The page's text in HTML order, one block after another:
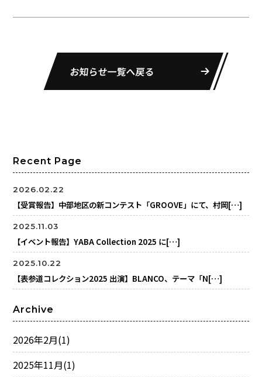
お知らせ一覧へ戻る
Recent Page
2026.02.22
【受賞報告】中部地区の新コンテスト「GROOVE」にて、村岡[…]
2025.11.03
【イベント報告】YABA Collection 2025 に[…]
2025.10.22
【表参道コレクション2025 出演】BLANCO、テーマ「N[…]
Archive
2026年2月(1)
2025年11月(1)